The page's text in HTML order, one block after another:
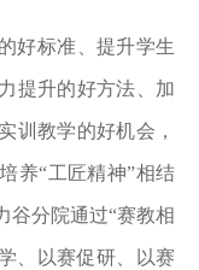
好标准、提升学生
提升的好方法、加
训教学的好机会，
养“工匠精神”相结
谷分院通过“赛教相
、以赛促研、以赛